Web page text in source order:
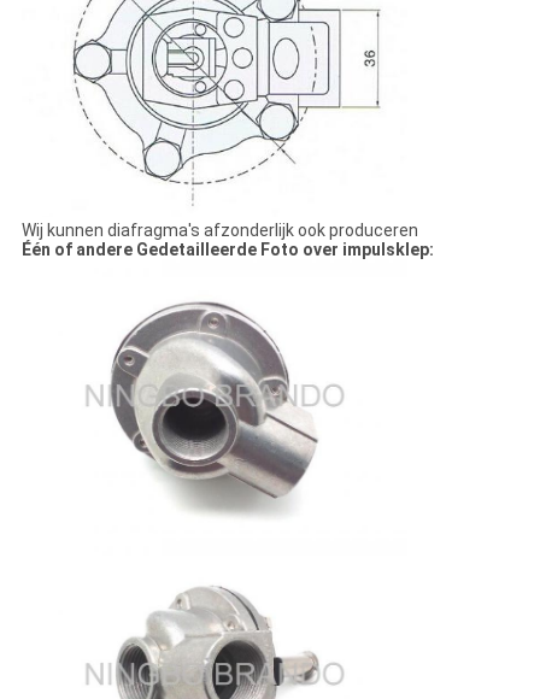
Wij kunnen diafragma's afzonderlijk ook produceren
Één of andere Gedetailleerde Foto over impulsklep: